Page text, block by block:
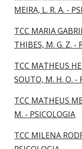
MEIRA, L. R. A. -
TCC MARIA
THIBES, M. G. Z. -
TCC MATHEUS
SOUTO, M. H. O. -
TCC MATHEUS
M. - PSICOLOGIA
TCC MILENA